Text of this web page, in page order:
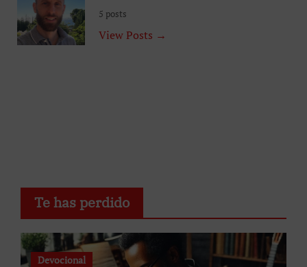
5 posts
View Posts →
Te has perdido
Devocional